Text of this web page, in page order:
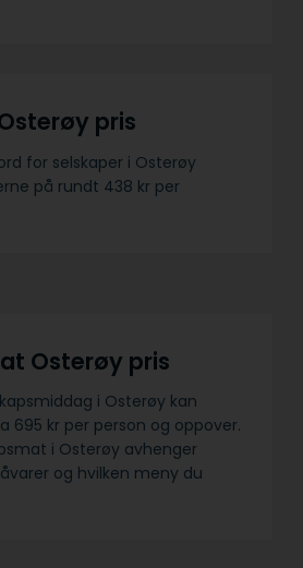
pris
for selskaper i Osterøy
på rundt 438 kr per
Osterøy pris
i Osterøy kan
695 kr per person og oppover.
i Osterøy avhenger
og hvilken meny du